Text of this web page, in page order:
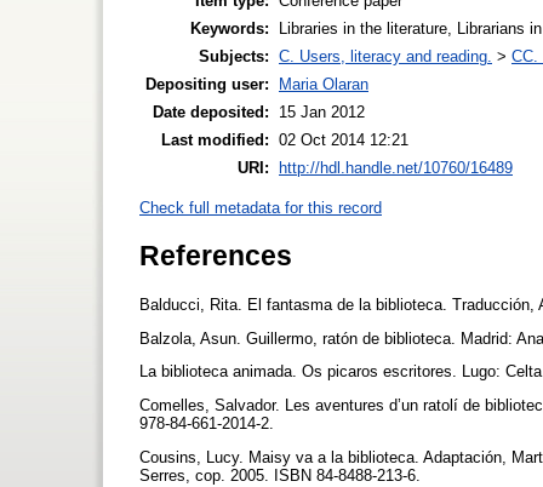
Keywords:
Libraries in the literature, Librarians
Subjects: C. Users, literacy and reading. > CC.
Depositing user:
Maria Olaran
Date deposited:
15 Jan 2012
Last modified: 02 Oct 2014 12:21
URI:
http://hdl.handle.net/10760/16489
Check full metadata for this record
References
Balducci, Rita. El fantasma de la biblioteca.
Balzola, Asun. Guillermo, ratón de biblioteca. Madrid:
La biblioteca animada. Os picaros escritores. Lugo:
Comelles, Salvador. Les aventures d’un ratolí de
978-84-661-2014-2.
Cousins, Lucy. Maisy va a la biblioteca. Adaptación,
Serres, cop. 2005. ISBN 84-8488-213-6.